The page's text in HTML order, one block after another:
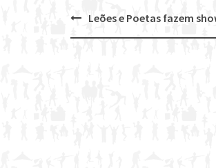
Post
Leões e Poetas fazem